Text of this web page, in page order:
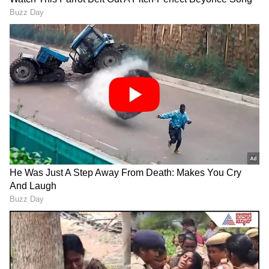
2
ಮೌರ್ಯ
ಸಂಪುಟದ 11 ಸಚಿವರು ಚುನಾವಣಾ ಕಣದಲ್ಲಿದ್ದರು
ಸಂ
ಅಭ್ಯರ್ಥಿ
1 ಸುರೇಶ್ ಖನ್ನಾ ಶಹಜಹಾನ್‌ಪುರ ಗೆಲುವು
2
3 ಅಶುತೋಷ್ ಟಂಡನ್ ಲಕ್ನೋ ಪೂರ್ವ ಗೆಲುವು
4 ರಮಾಪತಿ ಶಾಸ್ತ್ರಿ ಮಂಕಾಪುರ ಗೆಲುವು
RECOMMENDED STORIES